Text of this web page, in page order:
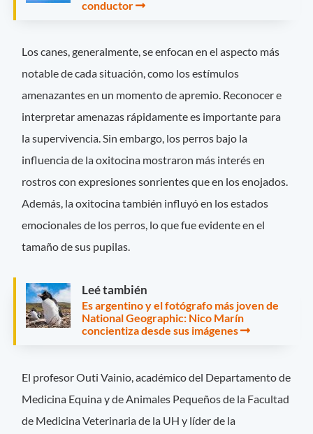
conductor
Los canes, generalmente, se enfocan en el aspecto más
notable de cada situación, como los estímulos
amenazantes en un momento de apremio. Reconocer e
interpretar amenazas rápidamente es importante para
la supervivencia. Sin embargo, los perros bajo la
influencia de la oxitocina mostraron más interés en
rostros con expresiones sonrientes que en los enojados.
Además, la oxitocina también influyó en los estados
emocionales de los perros, lo que fue evidente en el
tamaño de sus pupilas.
Leé también
Es argentino y el fotógrafo más joven de
National Geographic: Nico Marín
concientiza desde sus imágenes
El profesor Outi Vainio, académico del Departamento de
Medicina Equina y de Animales Pequeños de la Facultad
de Medicina Veterinaria de la UH y líder de la